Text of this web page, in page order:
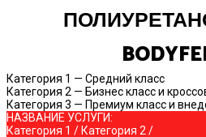
Категория 1 — Средний класс
Категория 2 — Бизнес класс и
Категория 3 — Премиум класс и
НАЗВАНИЕ УСЛУГИ:
Категория 1 / Категория 2 /